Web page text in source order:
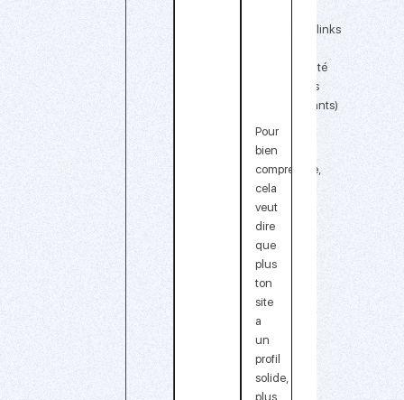
backlinks
qualité
(liens
entrants)
Pour
bien
comprendre,
cela
veut
dire
que
plus
ton
site
a
un
profil
solide,
plus